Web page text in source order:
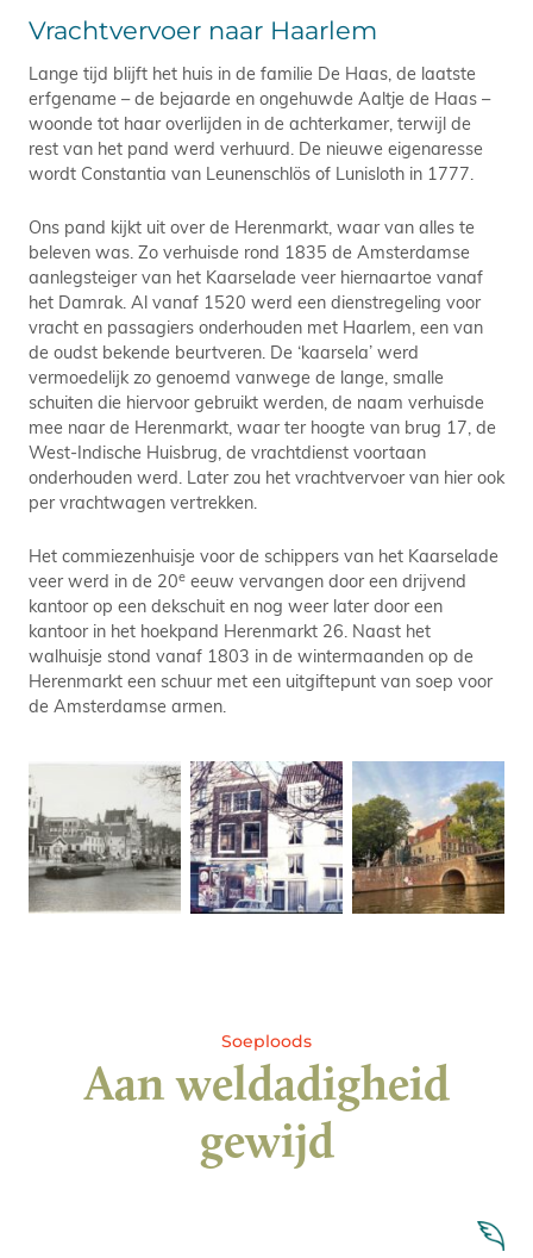
Vrachtvervoer naar Haarlem
Lange tijd blijft het huis in de familie De Haas, de laatste
erfgename – de bejaarde en ongehuwde Aaltje de Haas –
woonde tot haar overlijden in de achterkamer, terwijl de
rest van het pand werd verhuurd. De nieuwe eigenaresse
wordt Constantia van Leunenschlös of Lunisloth in 1777.
Ons pand kijkt uit over de Herenmarkt, waar van alles te
beleven was. Zo verhuisde rond 1835 de Amsterdamse
aanlegsteiger van het Kaarselade veer hiernaartoe vanaf
het Damrak. Al vanaf 1520 werd een dienstregeling voor
vracht en passagiers onderhouden met Haarlem, een van
de oudst bekende beurtveren. De ‘kaarsela’ werd
vermoedelijk zo genoemd vanwege de lange, smalle
schuiten die hiervoor gebruikt werden, de naam verhuisde
mee naar de Herenmarkt, waar ter hoogte van brug 17, de
West-Indische Huisbrug, de vrachtdienst voortaan
onderhouden werd. Later zou het vrachtvervoer van hier ook
per vrachtwagen vertrekken.
Het commiezenhuisje voor de schippers van het Kaarselade
veer werd in de 20e eeuw vervangen door een drijvend
kantoor op een dekschuit en nog weer later door een
kantoor in het hoekpand Herenmarkt 26. Naast het
walhuisje stond vanaf 1803 in de wintermaanden op de
Herenmarkt een schuur met een uitgiftepunt van soep voor
de Amsterdamse armen.
Soeploods
Aan weldadigheid
gewijd